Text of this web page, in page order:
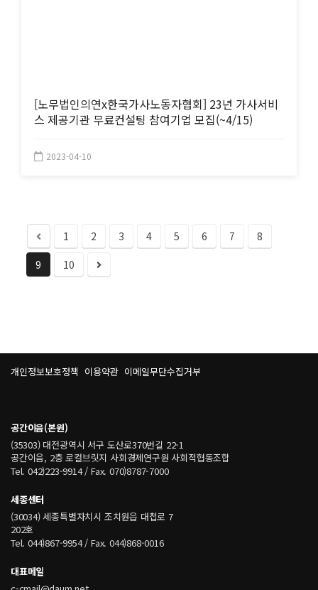
[노무법인의연x한국가사노동자협회] 23년 가사서비
스 제공기관 무료컨설팅 참여기업 모집(~4/15)
2023-04-10
1 2 3 4 5 6 7
8
9
10
개인정보보호정책 이용약관 이메일무단수집거부
공간이음(본원)
(35303) 대전광역시 서구 도산로370번길 22-1
공간이음, 2층 로컬브릿지 사회경제연구원 사회적협동조합
Tel. 042)223-9914 / Fax. 070)8787-7000
세종센터
(30034) 세종특별자치시 조치원읍 대첩로 7
202호
Tel. 044)867-9954 / Fax. 044)868-0016
대표메일